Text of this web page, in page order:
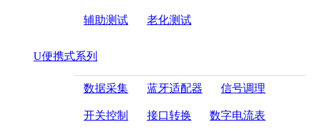
辅助测试 老化测试
U便携式系列
数据采集 蓝牙适配器 信号调理
开关控制 接口转换 数字电流表